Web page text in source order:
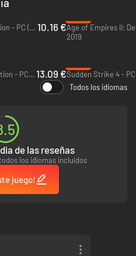
Age of Empires IV: Anniversary Edition - PC (Microsoft Store) 10.16 €
2019
Stronghold Crusader: Definitive Edition - PC (Steam) 13.09 €Sudden Strike 4 -
Todos los idiomas
de las reseñas
los idiomas incluidos
juego!